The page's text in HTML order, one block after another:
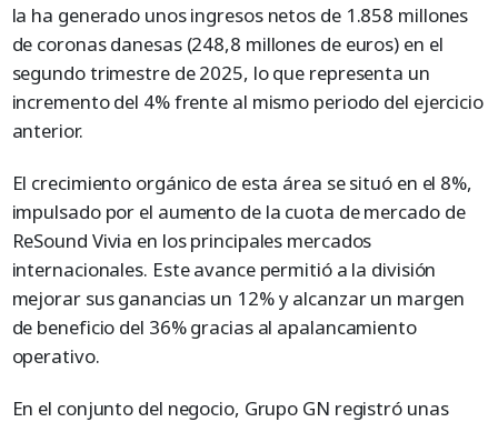
la ha generado unos ingresos netos de 1.858 millones
de coronas danesas (248,8 millones de euros) en el
segundo trimestre de 2025, lo que representa un
incremento del 4% frente al mismo periodo del ejercicio
anterior.
El crecimiento orgánico de esta área se situó en el 8%,
impulsado por el aumento de la cuota de mercado de
ReSound Vivia en los principales mercados
internacionales. Este avance permitió a la división
mejorar sus ganancias un 12% y alcanzar un margen
de beneficio del 36% gracias al apalancamiento
operativo.
En el conjunto del negocio, Grupo GN registró unas